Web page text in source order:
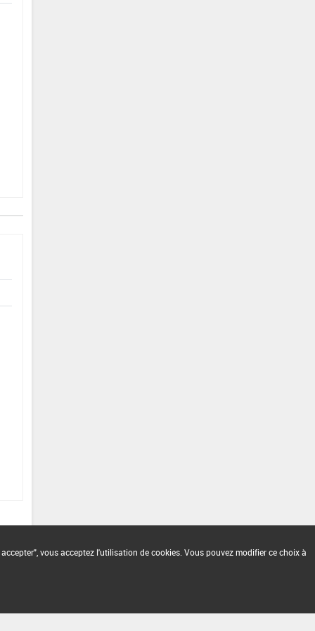
vous acceptez l'utilisation de cookies. Vous pouvez modifier ce choix à